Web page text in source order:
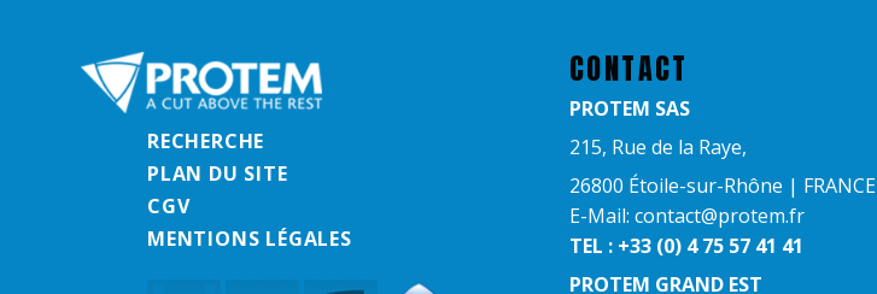
RECHERCHE
PLAN DU SITE
CGV
MENTIONS LÉGALES
CONTACT
PROTEM SAS
215, Rue de la Raye,
26800 Étoile-sur-Rhône | FRANCE
E-Mail: contact@protem.fr
TEL : +33 (0) 4 75 57 41 41
PROTEM GRAND EST​